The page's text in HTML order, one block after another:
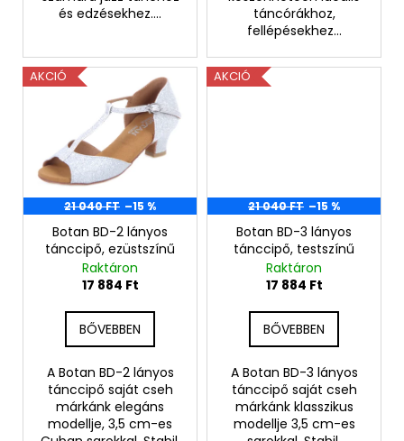
és edzésekhez....
táncórákhoz,
fellépésekhez...
AKCIÓ
21 040 FT –15 %
Botan BD-2 lányos
tánccipő, ezüstszínű
Raktáron
17 884 Ft
BŐVEBBEN
A Botan BD-2 lányos
tánccipő saját cseh
márkánk elegáns
modellje, 3,5 cm-es
AKCIÓ
21 040 FT –15 %
Botan BD-3 lányos
tánccipő, testszínű
Raktáron
17 884 Ft
BŐVEBBEN
A Botan BD-3 lányos
tánccipő saját cseh
márkánk klasszikus
modellje 3,5 cm-es